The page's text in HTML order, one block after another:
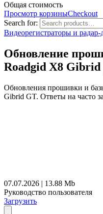
Общая стоимость
Просмотр корзиныCheckout
Search for:
Видеорегистраторы и радар-
Обновление
Roadgid X8 Gibrid
Обновления прошивки и
Gibrid GT. Ответы на часто
07.07.2026 | 13.88 Mb
Руководство пользователя
Загрузить